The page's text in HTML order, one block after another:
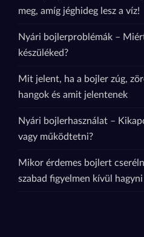
meg, amíg jéghideg lesz a víz!
Nyári bojlerproblémák –
készüléked?
Mit jelent, ha a bojler zúg,
hangok és amit jelentenek
Nyári bojlerhasználat –
vagy működtetni?
Mikor érdemes bojlert
szabad figyelmen kívül hagyni